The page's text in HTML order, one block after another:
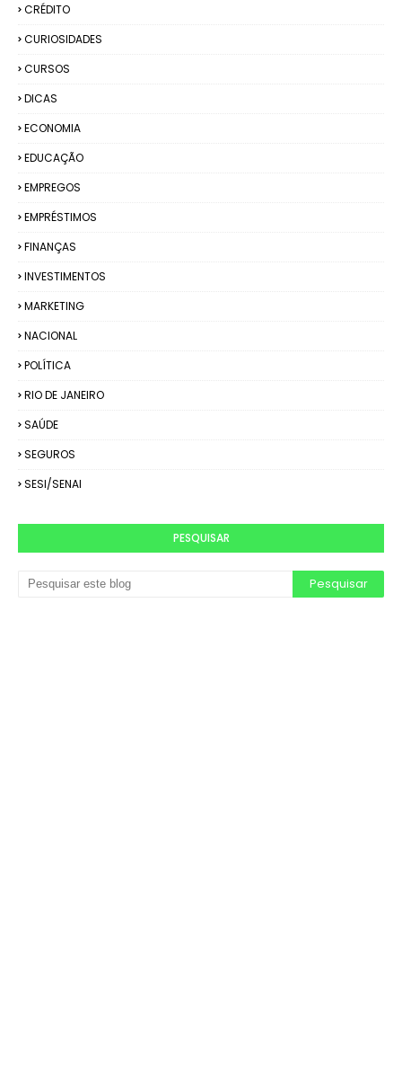
CRÉDITO
CURIOSIDADES
CURSOS
DICAS
ECONOMIA
EDUCAÇÃO
EMPREGOS
EMPRÉSTIMOS
FINANÇAS
INVESTIMENTOS
MARKETING
NACIONAL
POLÍTICA
RIO DE JANEIRO
SAÚDE
SEGUROS
SESI/SENAI
PESQUISAR